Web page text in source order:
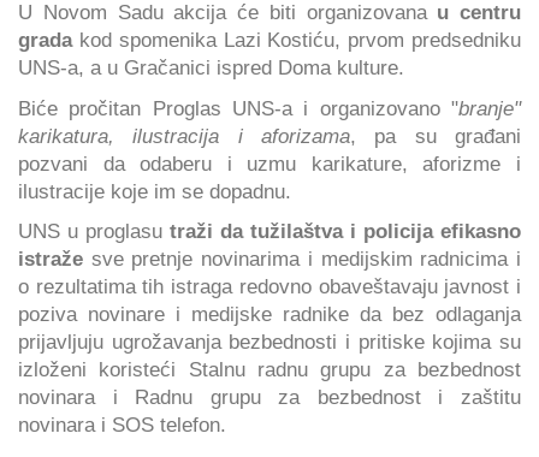
U Novom Sadu akcija će biti organizovanau centru
gradakod spomenika Lazi Kostiću, prvom predsedniku
UNS-a, a u Gračanici ispred Doma kulture.
Biće pročitan Proglas UNS-a i organizovano "branje"
karikatura, ilustracija i aforizama, pa su građani
pozvani da odaberu i uzmu karikature, aforizme i
ilustracije koje im se dopadnu.
UNS u proglasu traži da tužilaštva i policija efikasno
istraže sve pretnje novinarima i medijskim radnicima i
o rezultatima tih istraga redovno obaveštavaju javnost i
poziva novinare i medijske radnike da bez odlaganja
prijavljuju ugrožavanja bezbednosti i pritiske kojima su
izloženi koristeći Stalnu radnu grupu za bezbednost
novinara i Radnu grupu za bezbednost i zaštitu
novinara i SOS telefon.